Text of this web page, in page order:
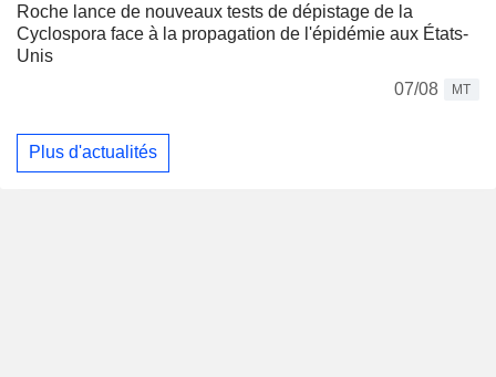
Roche lance de nouveaux tests de dépistage de la
Cyclospora face à la propagation de l'épidémie aux États-
Unis
07/08
MT
Plus d'actualités